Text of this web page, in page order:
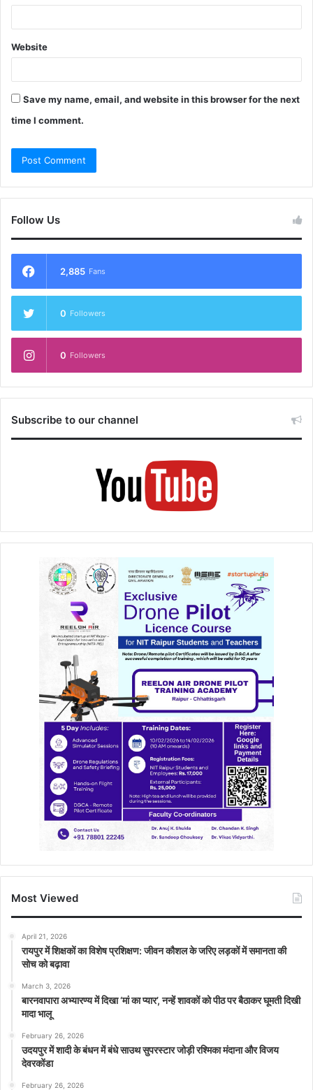
Website
Save my name, email, and website in this browser for the next
time I comment.
Follow Us
2,885 Fans
0 Followers
0 Followers
Subscribe to our channel
Most Viewed
April 21, 2026
रायपुर में शिक्षकों का विशेष प्रशिक्षण: जीवन कौशल के जरिए लड़कों में समानता की
सोच को बढ़ावा
March 3, 2026
बारनवापारा अभ्यारण्य में दिखा ‘मां का प्यार’, नन्हें शावकों को पीठ पर बैठाकर घूमती दिखी
मादा भालू
February 26, 2026
उदयपुर में शादी के बंधन में बंधे साउथ सुपरस्टार जोड़ी रश्मिका मंदाना और विजय
देवरकोंडा
February 26, 2026